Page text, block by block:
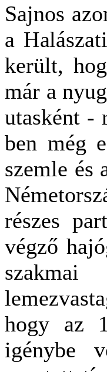
Sajnos
a
került,
már a
utasként -
ben még
szemle és
részes
végző
hogy az
igénybe